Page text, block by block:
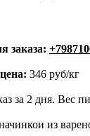
заказа:
346 руб/кг
за 2 дня. Вес
из